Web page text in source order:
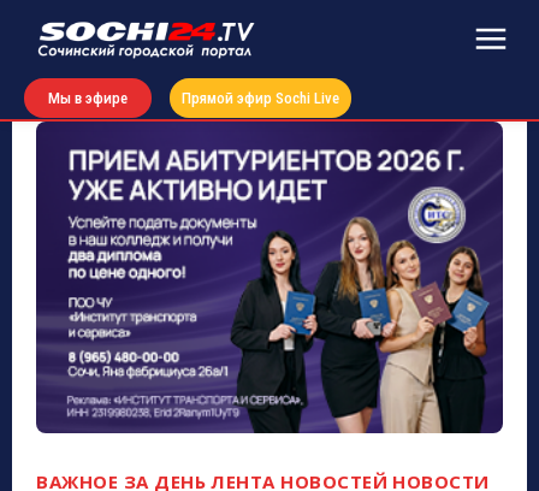
Мы в эфире Прямой эфир Sochi Live
ВАЖНОЕ ЗА ДЕНЬ ЛЕНТА НОВОСТЕЙ НОВОСТИ